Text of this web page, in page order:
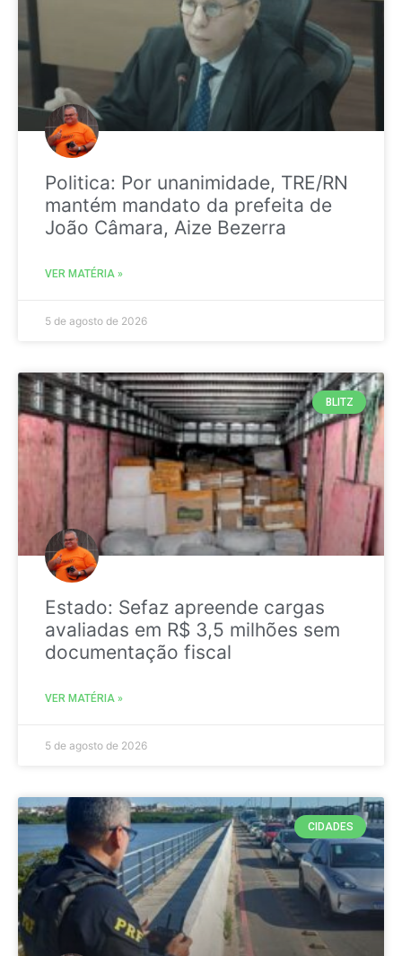
Politica: Por unanimidade, TRE/RN
mantém mandato da prefeita de
João Câmara, Aize Bezerra
VER MATÉRIA »
5 de agosto de 2026
BLITZ
Estado: Sefaz apreende cargas
avaliadas em R$ 3,5 milhões sem
documentação fiscal
VER MATÉRIA »
5 de agosto de 2026
CIDADES